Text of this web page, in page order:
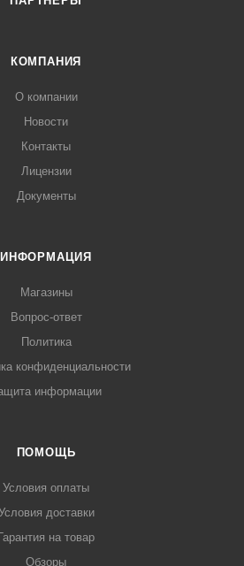
КОМПАНИЯ
О компании
Новости
Контакты
Лицензии
Документы
ИНФОРМАЦИЯ
Магазины
Вопрос-ответ
Политика
конфиденциальности
информации
ПОМОЩЬ
Условия оплаты
доставки
Гарантия на товар
Обзоры